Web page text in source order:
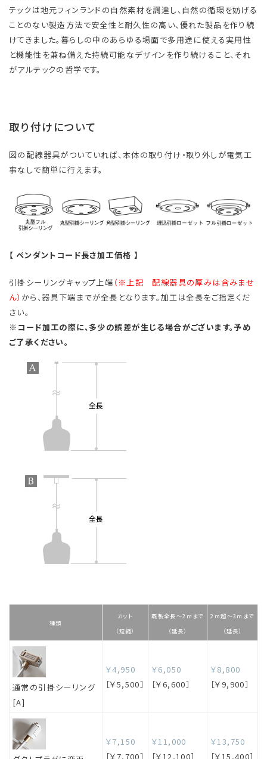
テックは地元フィンランドの自然素材を調達し、自然の循環を妨げる
ことのない製造方法で安全性と耐久性の高い、優れた製品を作り続
けてきました。暮らしの中のあらゆる場面で多用途に使える実用性
と機能性を兼ね備えた持続可能なデザインを作り続けること、それ
がアルテックの哲学です。
取り付けについて
図の配線器具がついていれば、本体の取り付け・取り外しが電気工
事なしで簡単に行えます。
【 ペンダントコード長さ加工価格 】
引掛シーリングキャップ上端 （※上記 配線器具の厚みは含みませ
ん） から、器具下端までが全長となります。加工は全長をご指定くだ
さい。
※コード加工の際に、多少の誤差が生じる場合がございます。予め
ご了承ください。
種類
カット
（短縮）
既製全長～2mまで
（延長）
2m超～3mまで
（延長）
通常の引掛シーリング
[A]
￥4,950
［￥5,500］
￥6,050
［￥6,600］
￥8,800
［￥9,900］
￥7,150
［￥7,700］
￥11,000
［￥12,100］
￥13,750
［￥15,400］